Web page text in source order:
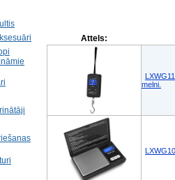
Attels:
melni.